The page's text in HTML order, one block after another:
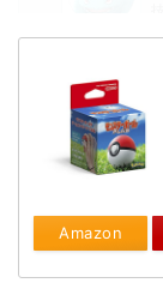
弁論のザド
キエル
図
Amazon